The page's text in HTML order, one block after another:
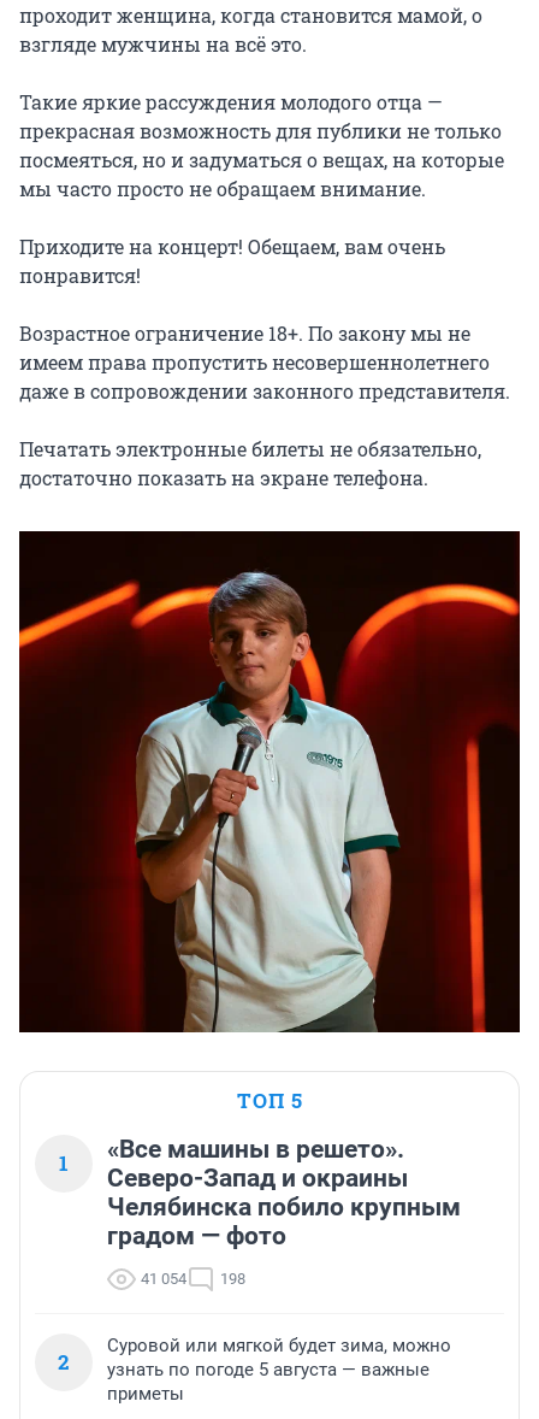
проходит женщина, когда становится мамой, о
взгляде мужчины на всё это.
Такие яркие рассуждения молодого отца —
прекрасная возможность для публики не только
посмеяться, но и задуматься о вещах, на которые
мы часто просто не обращаем внимание.
Приходите на концерт! Обещаем, вам очень
понравится!
Возрастное ограничение 18+. По закону мы не
имеем права пропустить несовершеннолетнего
даже в сопровождении законного представителя.
Печатать электронные билеты не обязательно,
достаточно показать на экране телефона.
ТОП 5
1
«Все машины в решето».
Северо-Запад и окраины
Челябинска побило крупным
градом — фото
41 054 198
2
Суровой или мягкой будет зима, можно
узнать по погоде 5 августа — важные
приметы